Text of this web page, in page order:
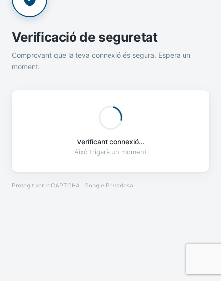
Verificació de seguretat
Comprovant que la teva connexió és segura. Espera un
moment.
Verificant connexió...
Això trigarà un moment
Protegit per reCAPTCHA · Google Privadesa